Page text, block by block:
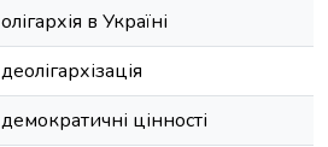
олігархія в Україні
деолігархізація
демократичні цінності